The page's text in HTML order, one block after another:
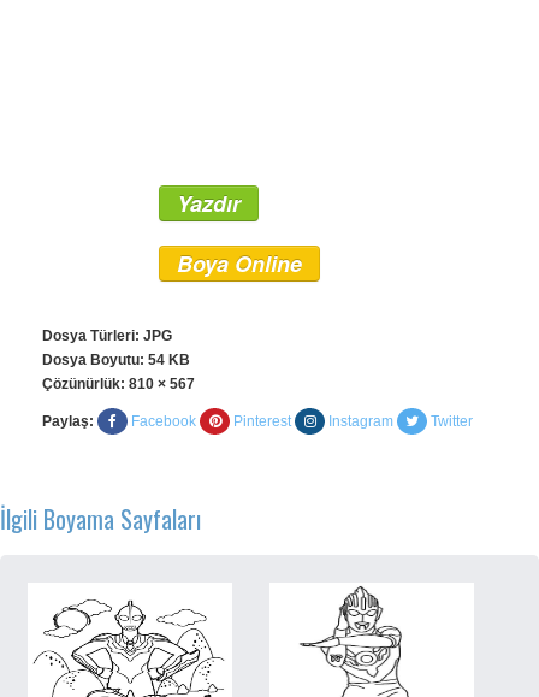
Yazdır
Boya Online
Dosya Türleri: JPG
Dosya Boyutu: 54 KB
Çözünürlük: 810 × 567
Paylaş: Facebook Pinterest Instagram Twitter
İlgili Boyama Sayfaları